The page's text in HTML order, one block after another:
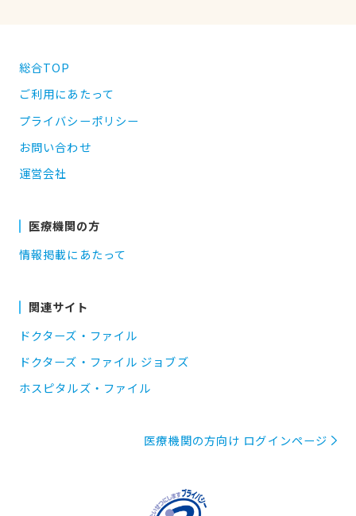
総合TOP
ご利用にあたって
プライバシーポリシー
お問い合わせ
運営会社
医療機関の方
情報掲載にあたって
関連サイト
ドクターズ・ファイル
ドクターズ・ファイル ジョブズ
ホスピタルズ・ファイル
医療機関の方向け ログインページ